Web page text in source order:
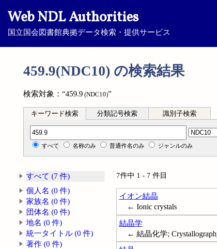
Web NDL Authorities
国立国会図書館典拠データ検索・提供サービス
459.9(NDC10) の検索結果
検索対象：“459.9 (NDC10)”
キーワード検索 分類記号検索 識別子検索
分類記号検索
すべて 名称のみ 普通件名のみ ジャンルのみ
すべて (7 件)
個人名 (0 件)
家族名 (0 件)
団体名 (0 件)
地名 (0 件)
統一タイトル (0 件)
著作 (0 件)
7件中 1 - 7 件目
イオン結晶
← Ionic crystals
結晶学
← 結晶化学;